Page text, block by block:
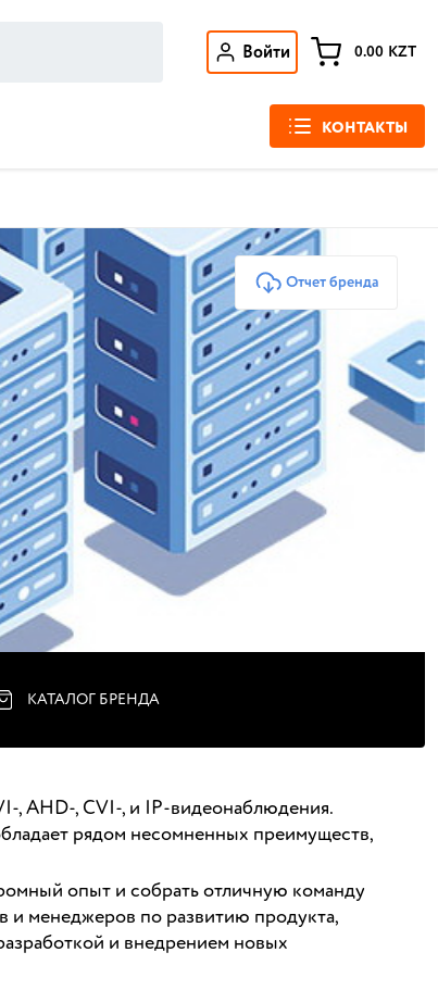
Войти 0.00 KZT
КОНТАКТЫ
Отчет бренда
КАТАЛОГ БРЕНДА
, AHD-, CVI-, и IP-видеонаблюдения.
рядом несомненных преимуществ,
опыт и собрать отличную команду
и менеджеров по развитию продукта,
и внедрением новых